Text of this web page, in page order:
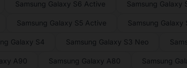
Samsung Galaxy S6 Active Samsung Galaxy
Samsung Galaxy S5 Active Samsung Galaxy
Galaxy S4 Samsung Galaxy S3 Neo
A90 Samsung Galaxy A80 Samsung